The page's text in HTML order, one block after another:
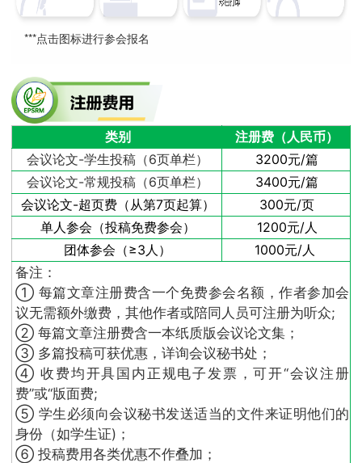
***点击图标进行参会报名
类别
注册费（人民币）
会议论文-学生投稿（6页单栏）
3200元/篇
会议论文-常规投稿（6页单栏）
3400元/篇
会议论文-超页费（从第7页起算）
300元/页
单人参会（投稿免费参会）
1200元/人
团体参会（≥3人）
1000元/人
备注：
① 每篇文章注册费含一个免费参会名额，作者参加会
议无需额外缴费，其他作者或陪同人员可注册为听众;
② 每篇文章注册费含一本纸质版会议论文集；
③ 多篇投稿可获优惠，详询会议秘书处；
④ 收费均开具国内正规电子发票，可开“会议注册
费”或“版面费;
⑤ 学生必须向会议秘书发送适当的文件来证明他们的
身份（如学生证)；
⑥ 投稿费用各类优惠不作叠加；